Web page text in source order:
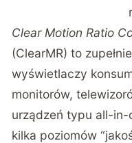
Clear Motion Ratio
(ClearMR) to
wyświetlaczy
monitorów,
urządzeń typu all-
kilka poziomów